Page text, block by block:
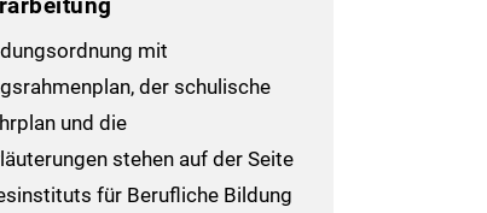
mit
der schulische
und die
stehen auf der Seite
für Berufliche Bildung